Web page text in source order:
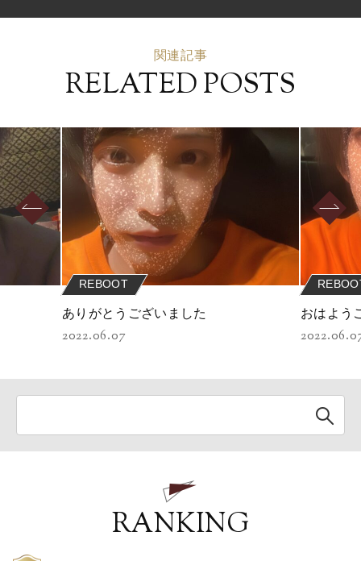
関連記事
RELATED POSTS
REBOOT
ありがとうございました
2022.06.07
おはよう
RANKING